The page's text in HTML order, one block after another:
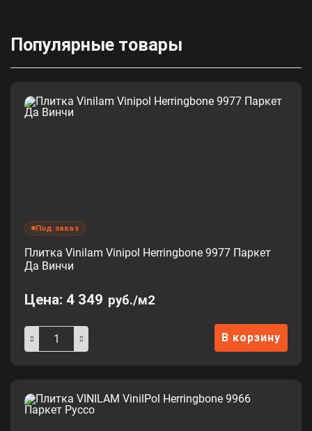
Популярные товары
Под заказ
Плитка Vinilam Vinipol Herringbone 9977 Паркет
Да Винчи
Цена: 4 349 руб./м2
В корзину